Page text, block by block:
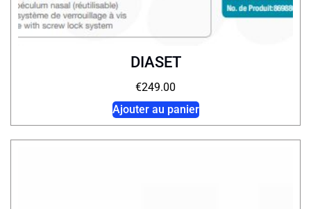
DIASET
€249.00
Ajouter au panier